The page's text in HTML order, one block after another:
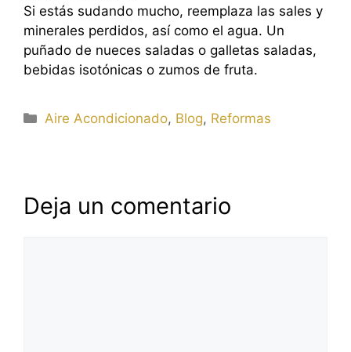
Si estás sudando mucho, reemplaza las sales y
minerales perdidos, así como el agua. Un
puñado de nueces saladas o galletas saladas,
bebidas isotónicas o zumos de fruta.
Categorías
Aire Acondicionado, Blog, Reformas
Deja un comentario